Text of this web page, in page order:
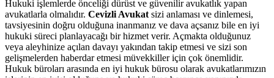
Hukuki işlemlerde önceliği dürüst ve güvenilir avukatlık yapan
avukatlarla olmalıdır. Cevizli Avukat sizi anlaması ve dinlemesi,
tavsiyesinin doğru olduğuna inanmanız ve dava açsanız bile en iyi
hukuki süreci planlayacağı bir hizmet verir. Açmakta olduğunuz
veya aleyhinize açılan davayı yakından takip etmesi ve sizi son
gelişmelerden haberdar etmesi müvekkiller için çok önemlidir.
Hukuk büroları arasında en iyi hukuk bürosu olarak avukatlarımızın